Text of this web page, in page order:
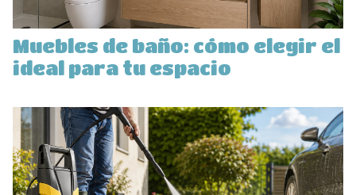
Muebles de baño: cómo elegir el
ideal para tu espacio